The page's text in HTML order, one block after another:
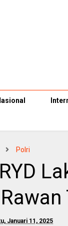
Polri
Januari 11, 2025